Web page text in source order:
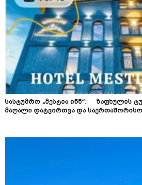
სასტუმრო „მესტია ინნ“: ზაფხულის
მაღალი დატვირთვა და